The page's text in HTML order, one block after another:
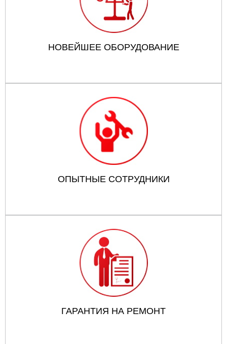
НОВЕЙШЕЕ ОБОРУДОВАНИЕ
ОПЫТНЫЕ СОТРУДНИКИ
ГАРАНТИЯ НА РЕМОНТ